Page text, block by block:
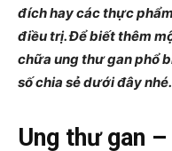
đích hay các thực
điều trị. Để biết thêm
chữa ung thư gan phổ
số chia sẻ dưới đây nhé.
Ung thư gan